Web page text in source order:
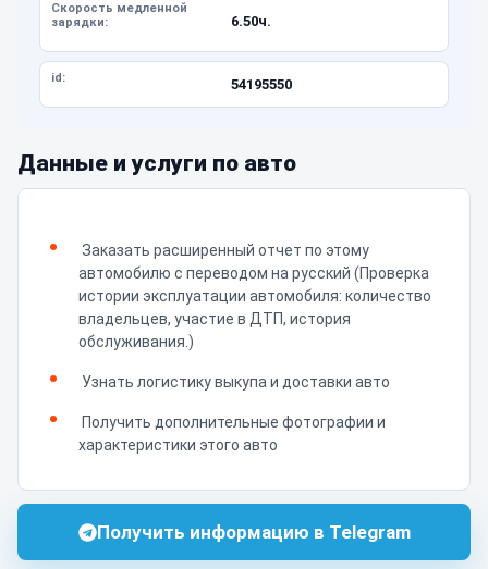
Скорость медленной
зарядки:
6.50ч.
id: 54195550
Данные и услуги по авто
Заказать расширенный отчет по этому
автомобилю с переводом на русский (Проверка
истории эксплуатации автомобиля: количество
владельцев, участие в ДТП, история
обслуживания.)
Узнать логистику выкупа и доставки авто
Получить дополнительные фотографии и
характеристики этого авто
Получить информацию в Telegram